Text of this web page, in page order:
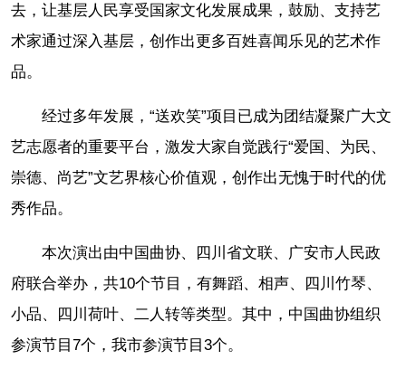
去，让基层人民享受国家文化发展成果，鼓励、支持艺
术家通过深入基层，创作出更多百姓喜闻乐见的艺术作
品。
经过多年发展，“送欢笑”项目已成为团结凝聚广大文
艺志愿者的重要平台，激发大家自觉践行“爱国、为民、
崇德、尚艺”文艺界核心价值观，创作出无愧于时代的优
秀作品。
本次演出由中国曲协、四川省文联、广安市人民政
府联合举办，共10个节目，有舞蹈、相声、四川竹琴、
小品、四川荷叶、二人转等类型。其中，中国曲协组织
参演节目7个，我市参演节目3个。